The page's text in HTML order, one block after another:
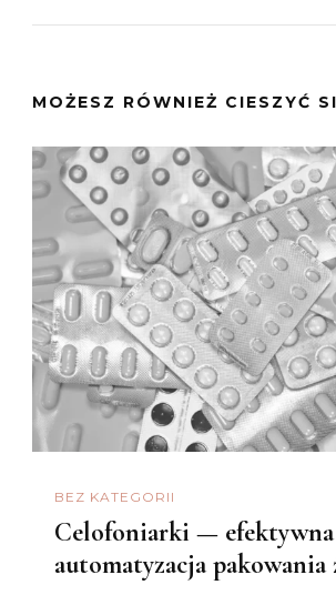
MOŻESZ RÓWNIEŻ CIESZYĆ
BEZ KATEGORII
Celofoniarki — efektywna
automatyzacja pakowania